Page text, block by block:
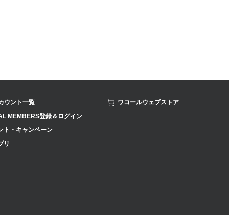
ウント一覧
MEMBERS登録＆ログイン
ト・キャンペーン
リ
ワコールウェブストア